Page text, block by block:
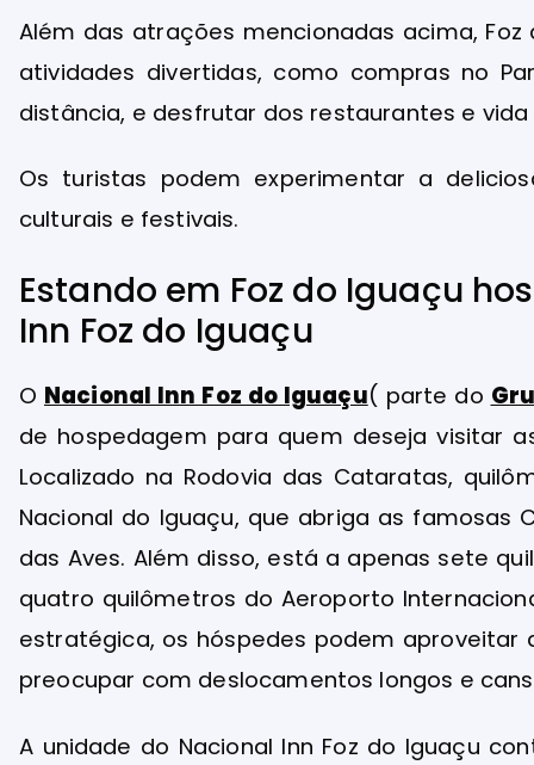
Além das atrações mencionadas acima,
atividades divertidas, como compras no
distância, e desfrutar dos restaurantes e
Os turistas podem experimentar a
culturais e festivais.
Estando em Foz do Iguaçu
Inn Foz do Iguaçu
O Nacional Inn Foz do Iguaçu( parte do
de hospedagem para quem deseja visitar
Localizado na Rodovia das Cataratas,
Nacional do Iguaçu, que abriga as famosas
das Aves. Além disso, está a apenas sete
quatro quilômetros do Aeroporto
estratégica, os hóspedes podem
preocupar com deslocamentos longos e
A unidade do Nacional Inn Foz do Iguaçu